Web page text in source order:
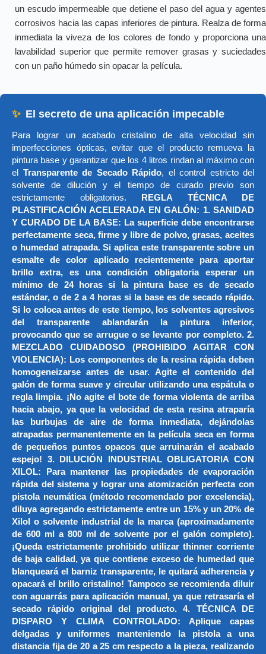
un escudo impermeable que detiene el paso del agua y agentes
corrosivos hacia las capas inferiores de pintura. Realza de forma
inmediata la viveza de los colores de fondo y proporciona una
lavabilidad superior que permite remover grasas y suciedades
con un paño húmedo sin opacar la película.
✨ El secreto de una aplicación impecable
Para lograr un acabado cristalino de alta velocidad sin
imperfecciones ópticas, evitar que el producto remueva la
pintura base y garantizar que los 4 litros rindan al máximo con
el Transparente de Secado Rápido, el control estricto del
solvente de dilución y el tiempo de curado previo son
estrictamente obligatorios.
REGLA TÉCNICA DE
PLASTIFICACIÓN ACELERADA EN GALÓN: 1. SANIDAD
Y CURADO DE LA BASE: La superficie debe encontrarse
perfectamente seca, firme y libre de polvo, grasas, aceites
o humedad atrapada. Si aplica este transparente sobre un
esmalte de color aplicado recientemente para aportar
brillo extra, es una condición obligatoria esperar un
mínimo de 24 horas si la pintura base es de secado
estándar, o de 2 a 4 horas si la base es de secado rápido.
Si lo coloca antes de este tiempo, los solventes agresivos
del transparente ablandarán la pintura inferior,
provocando que se arrugue o se levante por completo. 2.
MEZCLADO CUIDADOSO (PROHIBIDO AGITAR CON
VIOLENCIA): Los componentes de la resina rápida deben
homogeneizarse antes de usar. Agite el contenido del
galón de forma suave y circular utilizando una espátula o
regla limpia. ¡No agite el bote de forma violenta de arriba
hacia abajo, ya que la velocidad de esta resina atraparía
las burbujas de aire de forma inmediata, dejándolas
atrapadas permanentemente en la película seca en forma
de pequeños puntos opacos que arruinarán el acabado
espejo! 3. DILUCIÓN INDUSTRIAL OBLIGATORIA CON
XILOL: Para mantener las propiedades de evaporación
rápida del sistema y lograr una atomización perfecta con
pistola neumática (método recomendado por excelencia),
diluya agregando estrictamente entre un 15% y un 20% de
Xilol o solvente industrial de la marca (aproximadamente
de 600 ml a 800 ml de solvente por el galón completo).
¡Queda estrictamente prohibido utilizar thinner corriente
de baja calidad, ya que contiene exceso de humedad que
blanqueará el barniz transparente, le quitará adherencia y
opacará el brillo cristalino! Tampoco se recomienda diluir
con aguarrás para aplicación manual, ya que retrasaría el
secado rápido original del producto. 4. TÉCNICA DE
DISPARO Y CLIMA CONTROLADO: Aplique capas
delgadas y uniformes manteniendo la pistola a una
distancia fija de 20 a 25 cm respecto a la pieza, realizando